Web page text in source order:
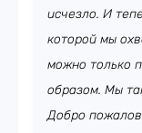
исчезло. И
которой мы
можно только
образом. Мы
Добро